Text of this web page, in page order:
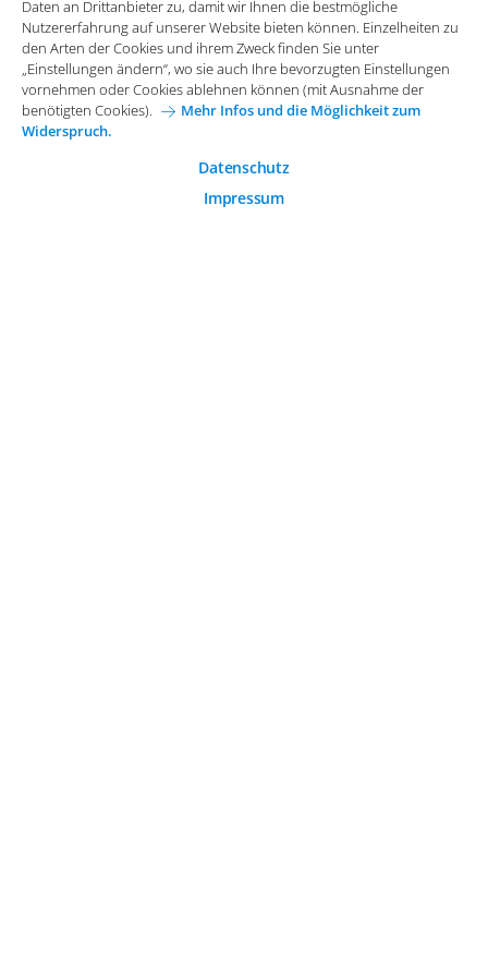
Impressum Datenschutz
Allgemeine Einkaufsbedingungen
Karriere bei Arvato Systems Kontakt
Daten an Drittanbieter zu, damit wir Ihnen die bestmögliche
Nutzererfahrung auf unserer Website bieten können. Einzelheiten zu
den Arten der Cookies und ihrem Zweck finden Sie unter
„Einstellungen ändern“, wo sie auch Ihre bevorzugten Einstellungen
vornehmen oder Cookies ablehnen können (mit Ausnahme der
benötigten Cookies).
Mehr Infos und die Möglichkeit zum
Widerspruch.
Datenschutz
Impressum
Widerspruch.
Funktionale Cookies
Diese Cookies sind essenziell wichtig für die einwandfreie
Funktion der Website.
Analytische Cookies
Analytische Cookies werden verwendet, um das